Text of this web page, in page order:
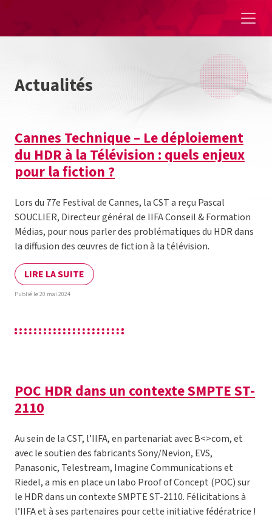
Actualités
Cannes Technique – Le déploiement
du HDR à la Télévision : quels enjeux
pour la fiction ?
Lors du 77e Festival de Cannes, la CST a reçu Pascal
SOUCLIER, Directeur général de IIFA Conseil & Formation
Médias, pour nous parler des problématiques du HDR dans
la diffusion des œuvres de fiction à la télévision.
LIRE LA SUITE
Publié le 20 mai 2024
POC HDR dans un contexte SMPTE ST-
2110
Au sein de la CST, l’IIFA, en partenariat avec B<>com, et
avec le soutien des fabricants Sony/Nevion, EVS,
Panasonic, Telestream, Imagine Communications et
Riedel, a mis en place un labo Proof of Concept (POC) sur
le HDR dans un contexte SMPTE ST-2110. Félicitations à
l’IIFA et à ses partenaires pour cette initiative fédératrice !